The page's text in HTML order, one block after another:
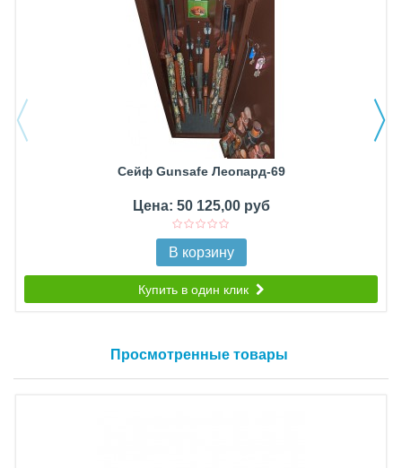
Сейф Gunsafe Леопард-69
Цена: 50 125,00 руб
В корзину
Купить в один клик
Просмотренные товары